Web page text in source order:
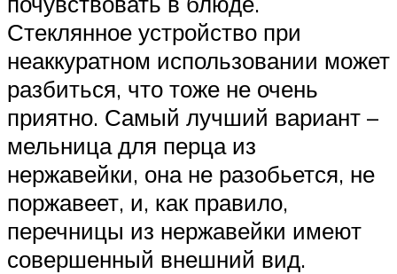
Стеклянное устройство при
неаккуратном использовании может
разбиться, что тоже не очень
приятно. Самый лучший вариант –
мельница для перца из
нержавейки, она не разобьется, не
поржавеет, и, как правило,
перечницы из нержавейки имеют
совершенный внешний вид.